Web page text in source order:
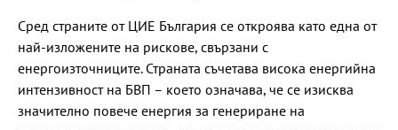
Сред страните от ЦИЕ България се откроява като една от
най-изложените на рискове, свързани с
енергоизточниците. Страната съчетава висока енергийна
интензивност на БВП – което означава, че се изисква
значително повече енергия за генериране на